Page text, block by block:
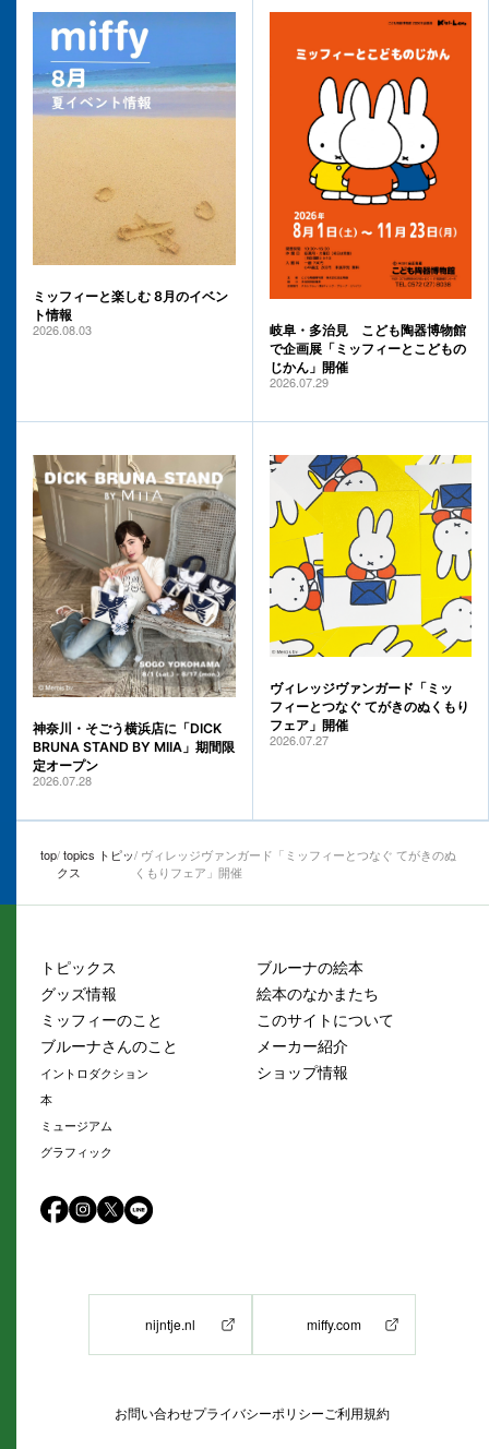
ミッフィーと楽しむ 8月のイベン
ト情報
2026.08.03
岐阜・多治見 こども陶器博物館
で企画展「ミッフィーとこどもの
じかん」開催
2026.07.29
神奈川・そごう横浜店に「DICK
BRUNA STAND BY MIIA」期間限
定オープン
2026.07.28
ヴィレッジヴァンガード「ミッ
フィーとつなぐ てがきのぬくもり
フェア」開催
2026.07.27
top topics トピッ
クス
ヴィレッジヴァンガード「ミッフィーとつなぐ てがきのぬ
くもりフェア」開催
トピックス
グッズ情報
ミッフィーのこと
ブルーナさんのこと
イントロダクション
本
ミュージアム
グラフィック
ブルーナの絵本
絵本のなかまたち
このサイトについて
メーカー紹介
ショップ情報
nijntje.nl miffy.com
お問い合わせプライバシーポリシー ご利用規約